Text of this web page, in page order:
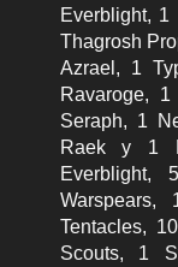
Everblight,
Thagrosh
Azrael, 1
Ravaroge,
Seraph, 1
Raek y 1
Everblight,
Tentacles,
Scouts, 1